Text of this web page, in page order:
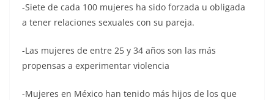
-Siete de cada 100 mujeres ha sido forzada u obligada
a tener relaciones sexuales con su pareja.
-Las mujeres de entre 25 y 34 años son las más
propensas a experimentar violencia
-Mujeres en México han tenido más hijos de los que